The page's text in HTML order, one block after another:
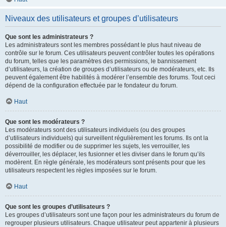
Niveaux des utilisateurs et groupes d’utilisateurs
Que sont les administrateurs ?
Les administrateurs sont les membres possédant le plus haut niveau de
contrôle sur le forum. Ces utilisateurs peuvent contrôler toutes les opérations
du forum, telles que les paramètres des permissions, le bannissement
d’utilisateurs, la création de groupes d’utilisateurs ou de modérateurs, etc. Ils
peuvent également être habilités à modérer l’ensemble des forums. Tout ceci
dépend de la configuration effectuée par le fondateur du forum.
Haut
Que sont les modérateurs ?
Les modérateurs sont des utilisateurs individuels (ou des groupes
d’utilisateurs individuels) qui surveillent régulièrement les forums. Ils ont la
possibilité de modifier ou de supprimer les sujets, les verrouiller, les
déverrouiller, les déplacer, les fusionner et les diviser dans le forum qu’ils
modèrent. En règle générale, les modérateurs sont présents pour que les
utilisateurs respectent les règles imposées sur le forum.
Haut
Que sont les groupes d’utilisateurs ?
Les groupes d’utilisateurs sont une façon pour les administrateurs du forum de
regrouper plusieurs utilisateurs. Chaque utilisateur peut appartenir à plusieurs